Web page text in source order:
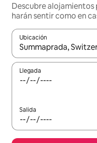
Descubre alojamientos
harán sentir como en
Ubicación
Cuando los resultados
Llegada
Salida